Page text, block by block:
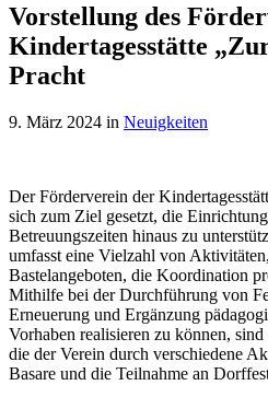
Vorstellung des
Kindertagesstätte
Pracht
9. März 2024 in Neuigkeiten
Der Förderverein der
sich zum Ziel gesetzt, die
Betreuungszeiten hinaus zu
umfasst eine Vielzahl von
Bastelangeboten, die Koordination
Mithilfe bei der Durchführung von
Erneuerung und Ergänzung
Vorhaben realisieren zu können,
die der Verein durch verschiedene
Basare und die Teilnahme an